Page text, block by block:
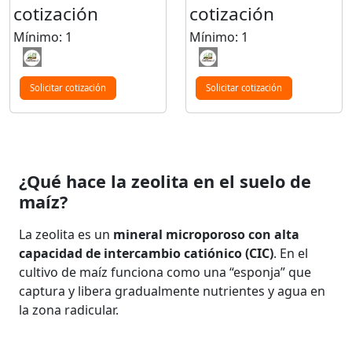
cotización
Mínimo: 1
Solicitar cotización
cotización
Mínimo: 1
Solicitar cotización
¿Qué hace la zeolita en el suelo de
maíz?
La zeolita es un mineral microporoso con alta
capacidad de intercambio catiónico (CIC). En el
cultivo de maíz funciona como una “esponja” que
captura y libera gradualmente nutrientes y agua en
la zona radicular.